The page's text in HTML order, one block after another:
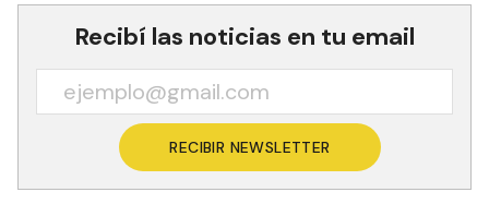
Recibí las noticias en tu email
RECIBIR NEWSLETTER